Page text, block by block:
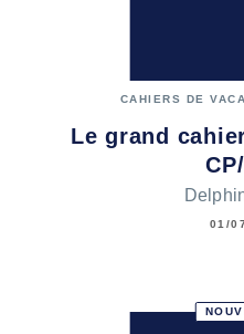
CAHIERS DE
Le grand
01/